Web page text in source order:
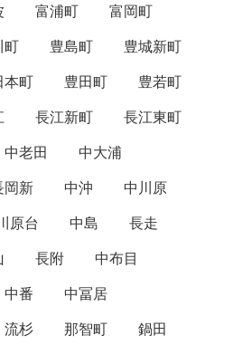
富浦町
富岡町
町 豊島町
豊城新町
本町 豊田町
豊若町
長江新町
長江東町
中老田
中大浦
岡新 中沖
中川原
原台 中島
長走
長附
中布目
中番
中冨居
流杉 那智町
鍋田